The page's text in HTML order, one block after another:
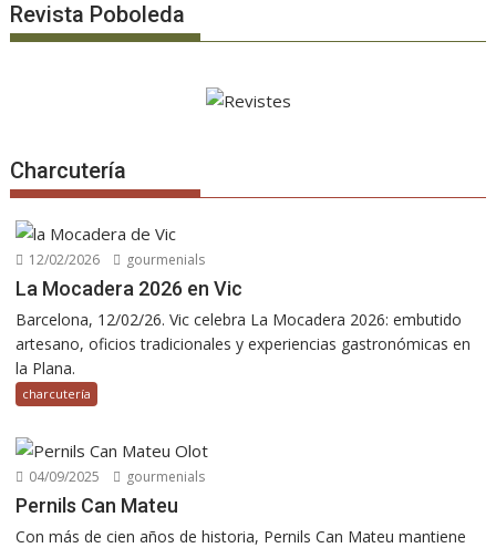
Revista Poboleda
Charcutería
12/02/2026 gourmenials
La Mocadera 2026 en Vic
Barcelona, 12/02/26. Vic celebra La Mocadera 2026: embutido
artesano, oficios tradicionales y experiencias gastronómicas en
la Plana.
charcutería
04/09/2025 gourmenials
Pernils Can Mateu
Con más de cien años de historia, Pernils Can Mateu mantiene